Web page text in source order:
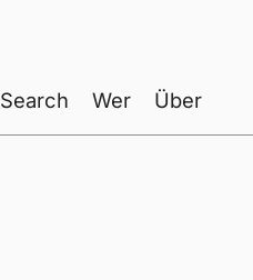
Search Wer Über